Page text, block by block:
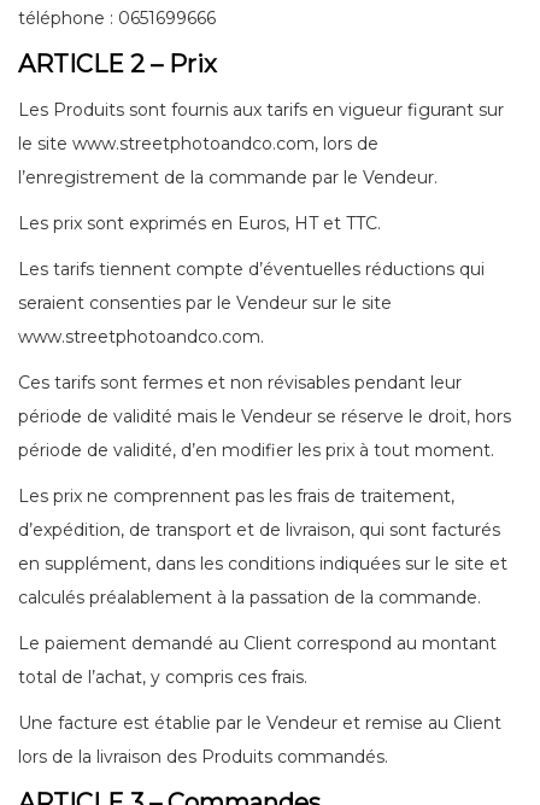
téléphone : 0651699666
ARTICLE 2 – Prix
Les Produits sont fournis aux tarifs en vigueur figurant sur
le site www.streetphotoandco.com , lors de
l’enregistrement de la commande par le Vendeur.
Les prix sont exprimés en Euros, HT et TTC.
Les tarifs tiennent compte d’éventuelles réductions qui
seraient consenties par le Vendeur sur le site
www.streetphotoandco.com .
Ces tarifs sont fermes et non révisables pendant leur
période de validité mais le Vendeur se réserve le droit, hors
période de validité, d’en modifier les prix à tout moment.
Les prix ne comprennent pas les frais de traitement,
d’expédition, de transport et de livraison, qui sont facturés
en supplément, dans les conditions indiquées sur le site et
calculés préalablement à la passation de la commande.
Le paiement demandé au Client correspond au montant
total de l’achat, y compris ces frais.
Une facture est établie par le Vendeur et remise au Client
lors de la livraison des Produits commandés.